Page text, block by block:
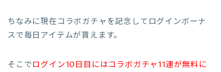
ちなみに現在コラボガチャを記念してログインボーナ
スで毎日アイテムが貰えます。
そこでログイン10日目にはコラボガチャ11連が無料に